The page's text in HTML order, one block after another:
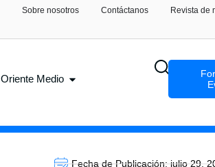
Sobre nosotros Contáctanos Revista de
Oriente Medio
Fecha de Publicación: julio 29,